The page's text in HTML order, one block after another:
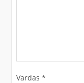
Vardas *